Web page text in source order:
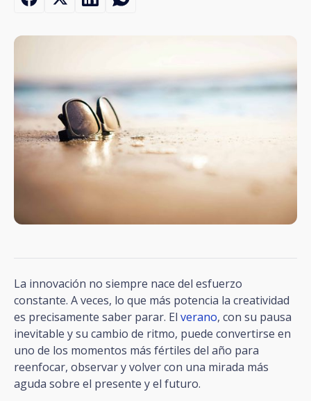
La innovación no siempre nace del esfuerzo
constante. A veces, lo que más potencia la creatividad
es precisamente saber parar. El verano, con su pausa
inevitable y su cambio de ritmo, puede convertirse en
uno de los momentos más fértiles del año para
reenfocar, observar y volver con una mirada más
aguda sobre el presente y el futuro.